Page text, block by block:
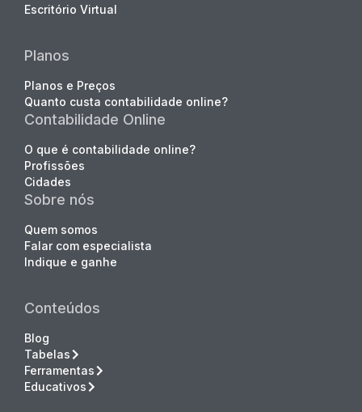
Escritório Virtual
Planos
Planos e Preços
Quanto custa contabilidade online?
Contabilidade Online
O que é contabilidade online?
Profissões
Cidades
Sobre nós
Quem somos
Falar com especialista
Indique e ganhe
Conteúdos
Blog
Tabelas
Ferramentas
Educativos